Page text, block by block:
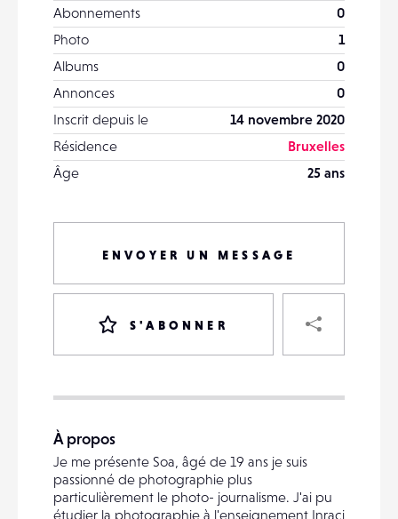
Abonnements
0
Photo
1
Albums
0
Annonces
0
Inscrit depuis le
14 novembre 2020
Résidence
Bruxelles
Âge
25 ans
ENVOYER UN MESSAGE
S'ABONNER
DESTINATAIRE
VOTRE
EMAIL
À propos
Je me présente Soa, âgé de 19 ans je suis
passionné de photographie plus
particulièrement le photo- journalisme. J'ai pu
étudier la photographie à l'enseignement Inraci